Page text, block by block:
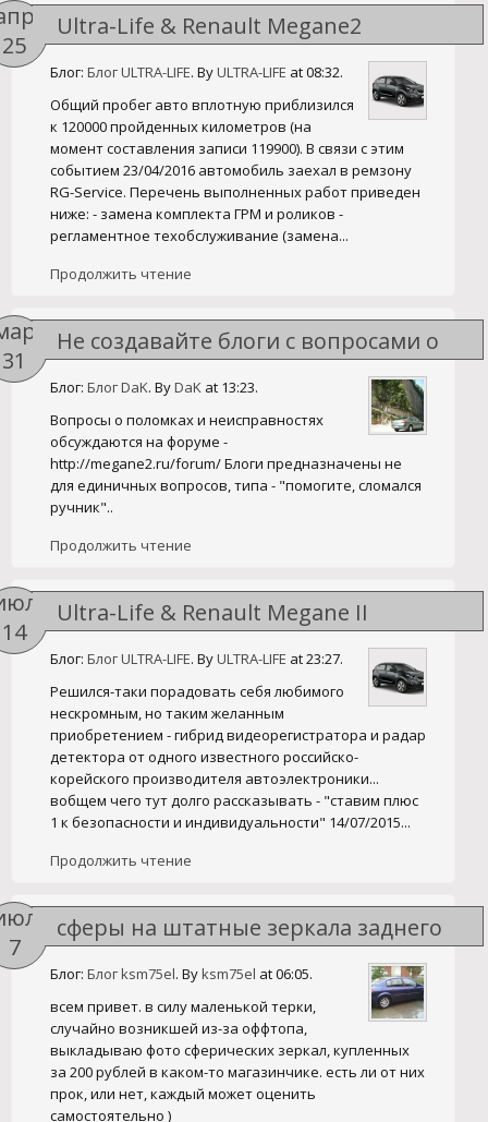
25
Ultra-Life & Renault Megane2
Блог: Блог ULTRA-LIFE. ByULTRA-LIFE at 08:32.
Продолжить чтение
Общий пробег авто вплотную приблизился
к 120000 пройденных километров (на
момент составления записи 119900). В связи с этим
событием 23/04/2016 автомобиль заехал в ремзону
RG-Service. Перечень выполненных работ приведен
ниже: - замена комплекта ГРМ и роликов -
регламентное техобслуживание (замена...
31
Не создавайте блоги с вопросами о
проблемах - пользуйтесь форумом
Блог: Блог DaK. ByDaK at 13:23.
Продолжить чтение
Вопросы о поломках и неисправностях
обсуждаются на форуме -
http://megane2.ru/forum/ Блоги предназначены не
для единичных вопросов, типа - "помогите, сломался
ручник"..
14
Ultra-Life & Renault Megane II
Блог: Блог ULTRA-LIFE. ByULTRA-LIFE at 23:27.
Продолжить чтение
Решился-таки порадовать себя любимого
нескромным, но таким желанным
приобретением - гибрид видеорегистратора и радар
детектора от одного известного российско-
корейского производителя автоэлектроники...
вобщем чего тут долго рассказывать - "ставим плюс
1 к безопасности и индивидуальности" 14/07/2015...
7
сферы на штатные зеркала заднего
Блог: Блог ksm75el. Byksm75el at 06:05.
всем привет. в силу маленькой терки,
случайно возникшей из-за оффтопа,
выкладываю фото сферических зеркал, купленных
за 200 рублей в каком-то магазинчике. есть ли от них
прок, или нет, каждый может оценить
самостоятельно )